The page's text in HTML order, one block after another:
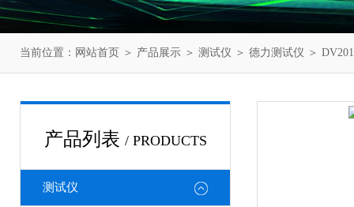
当前位置： 网站首页 ＞ 产品展示 ＞ 测试仪 ＞ 德力测试仪 ＞
产品列表 / PRODUCTS
测试仪